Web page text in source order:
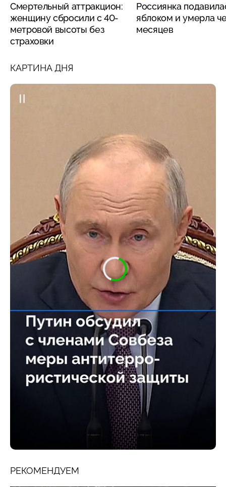
Смертельный аттракцион:
женщину сбросили с 40-
метровой высоты без
страховки
Россиянка
яблоком и умерла
месяцев
КАРТИНА ДНЯ
РЕКОМЕНДУЕМ